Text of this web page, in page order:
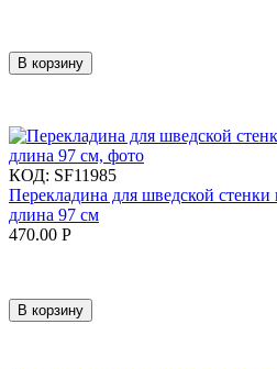
В корзину
КОД: SF11985
Перекладина для шведской
длина 97 см
470.00 Р
В корзину